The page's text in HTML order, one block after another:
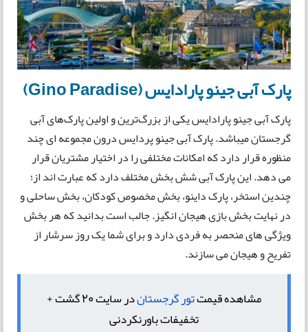
پارک آبی جینو پارادایس (Gino Paradise)
پارک آبی جینو پارادایس یکی از بزرگ‌ترین و اولین پارک‌های آبی
گرجستان میباشد. پارک آبی جینو پردایس درون مجموعه ای چند
منظوره قرار دارد که امکانات مختلفی را در اختیار مشتریان قرار
می دهد. این پارک آبی شش بخش مختلف دارد که عبارت اند از؛
چندین استخر، پارک داینو، بخش مخصوص کودکان، بخش ساحلی و
در نهایت بخش بازی هیجان انگیز. جالب است بدانید که هر بخش
ویژگی های منحصر به فردی دارد و برای شما یک روز سرشار از
تفریح و هیجان می سازند.
مشاهده قیمتتور گرجستان
در سایت 20 گشت +
تخفیفات باورنکردنی